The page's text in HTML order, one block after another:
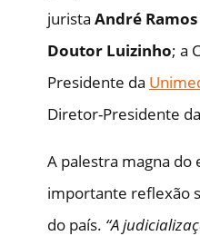
jurista André
Doutor Luizinho; a
Presidente da
Diretor-Presidente da
A palestra magna do
importante reflexão
do país. “A